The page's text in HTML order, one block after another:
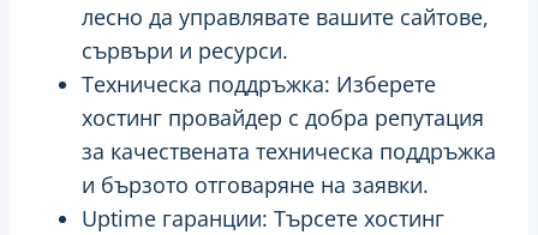
лесно да управлявате вашите сайтове,
сървъри и ресурси.
Техническа поддръжка: Изберете
хостинг провайдер с добра репутация
за качествената техническа поддръжка
и бързото отговаряне на заявки.
Uptime гаранции: Търсете хостинг